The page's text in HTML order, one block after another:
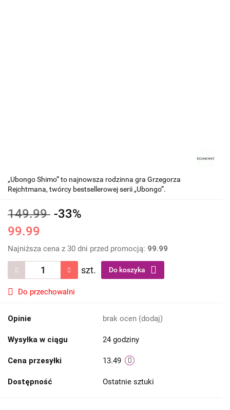
„Ubongo Shimo” to najnowsza rodzinna gra Grzegorza
Rejchtmana, twórcy bestsellerowej serii „Ubongo”.
149.99 -33%
99.99
Najniższa cena z 30 dni przed promocją: 99.99
szt. Do koszyka
Do przechowalni
Opinie brak ocen (dodaj)
Wysyłka w ciągu 24 godziny
Cena przesyłki 13.49
Dostępność Ostatnie sztuki